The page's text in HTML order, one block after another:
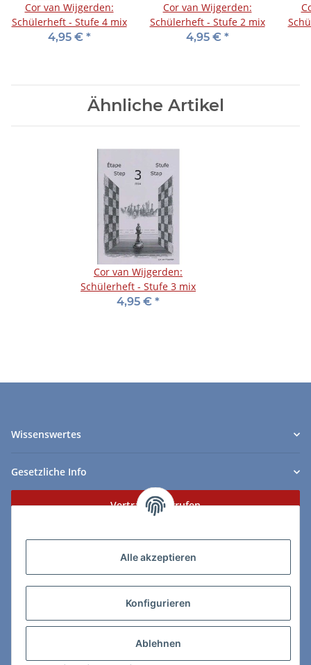
Alle akzeptieren
Konfigurieren
Ablehnen
Cor van Wijgerden:
Schülerheft - Stufe 4 mix
4,95 € *
Cor van Wijgerden:
Schülerheft - Stufe 2 mix
4,95 € *
Ähnliche Artikel
Cor van Wijgerden:
Schülerheft - Stufe 3 mix
4,95 € *
Wissenswertes
Gesetzliche Info
Vertrag widerrufen